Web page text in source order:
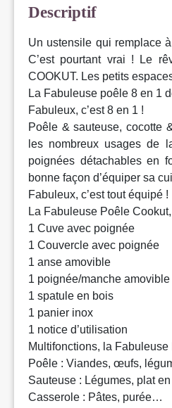
Descriptif
Un ustensile qui remplace
C’est pourtant vrai ! Le
COOKUT. Les petits
La Fabuleuse poêle 8 en 1
Fabuleux, c’est 8 en 1 !
Poêle & sauteuse, cocotte
les nombreux usages de
poignées détachables en
bonne façon d’équiper sa
Fabuleux, c’est tout équipé !
La Fabuleuse Poêle Cookut,
1 Cuve avec poignée
1 Couvercle avec poignée
1 anse amovible
1 poignée/manche amovible
1 spatule en bois
1 panier inox
1 notice d’utilisation
Multifonctions, la
Poêle : Viandes, œufs,
Sauteuse : Légumes, plat
Casserole : Pâtes, purée…